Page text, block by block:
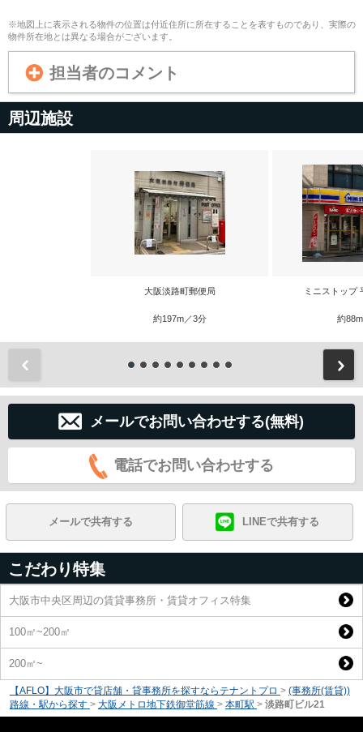
※地図上に表示される物件の位置は付近住所に所在することを表すものであり、実際の
物件所在地とは異なる場合がございます。
担当者のコメント
周辺施設
大阪淡路町郵便局
約197m／3分
ミニストップ
約
メールでお問い合わせする(無料)
電話でお問い合わせする
メールで共有する LINEで共有する
こだわり特集
大阪市中央区周辺の賃貸事務所・賃貸オフィス特集
100㎡~200㎡
200㎡~
【AFLO】大阪市で貸店舗・貸事務所を探すならテナントプロ > (事務所(賃貸))
路線・駅から探す > 大阪メトロ地下鉄御堂筋線 > 本町駅 > 淡路町ビル21